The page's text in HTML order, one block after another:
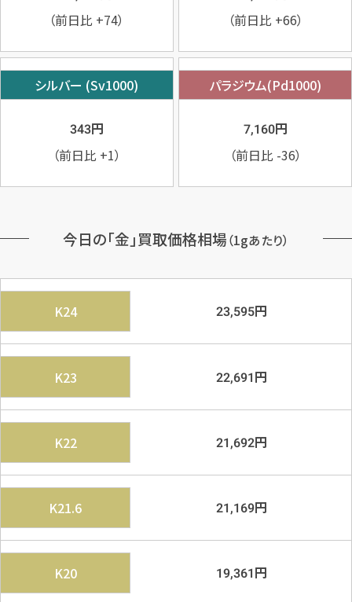
（前日比 +74）
（前日比 +66）
シルバー (Sv1000)
343円
（前日比 +1）
パラジウム(Pd1000)
7,160円
（前日比 -36）
今日の「金」買取価格相場（1gあたり）
K24 23,595円
K23 22,691円
K22 21,692円
K21.6 21,169円
K20 19,361円